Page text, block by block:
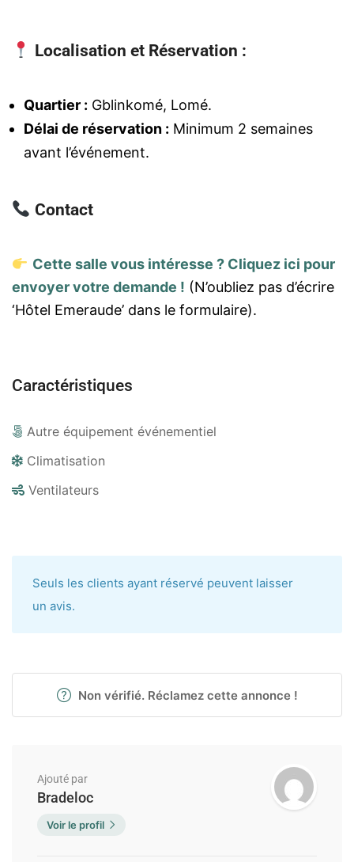
Localisation et Réservation :
Quartier : Gblinkomé, Lomé.
Délai de réservation : Minimum 2 semaines
avant l’événement.
Contact
Cette salle vous intéresse ? Cliquez ici pour
envoyer votre demande ! (N’oubliez pas d’écrire
‘Hôtel Emeraude’ dans le formulaire).
Caractéristiques
Autre équipement événementiel
Climatisation
Ventilateurs
Seuls les clients ayant réservé peuvent laisser
un avis.
Non vérifié. Réclamez cette annonce !
Ajouté par
Bradeloc
Voir le profil